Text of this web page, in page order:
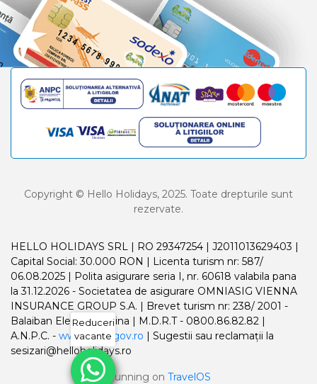
Copyright © Hello Holidays, 2025. Toate drepturile sunt
rezervate.
HELLO HOLIDAYS SRL | RO 29347254 | J2011013629403 |
Capital Social: 30.000 RON | Licenta turism nr: 587/
06.08.2025 | Polita asigurare seria I, nr. 60618 valabila pana
la 31.12.2026 - Societatea de asigurare OMNIASIG VIENNA
INSURANCE GROUP S.A. | Brevet turism nr: 238/ 2001 -
Balaiban Elena Madalina | M.D.R.T - 0800.86.82.82 |
A.N.P.C. - www.anpc.gov.ro | Sugestii sau reclamații la
sesizari@helloholidays.ro
Running on TravelOS
Reduceri
vacante